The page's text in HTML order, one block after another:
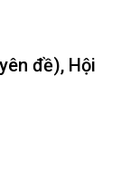
đề), Hội